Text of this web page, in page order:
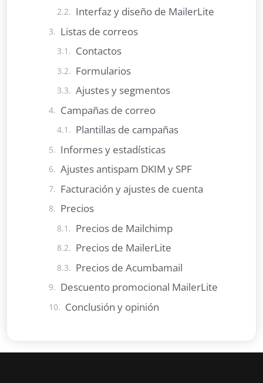
Interfaz y diseño de MailerLite
Listas de correos
Contactos
Formularios
Ajustes y segmentos
Campañas de correo
Plantillas de campañas
Informes y estadísticas
Ajustes antispam DKIM y SPF
Facturación y ajustes de cuenta
Precios
Precios de Mailchimp
Precios de MailerLite
Precios de Acumbamail
Descuento promocional MailerLite
Conclusión y opinión